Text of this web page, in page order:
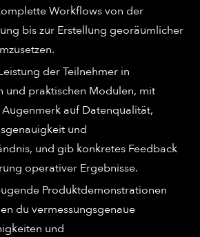
Workflows von der
bis zur Erstellung georäumlicher
der Teilnehmer in
und praktischen Modulen, mit
auf Datenqualität,
und
und gib konkretes Feedback
operativer Ergebnisse.​
Produktdemonstrationen
du vermessungsgenaue
und